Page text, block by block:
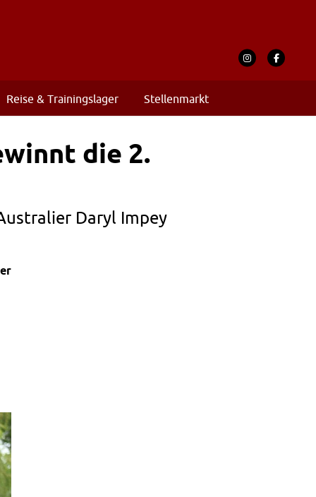
Reise & Trainingslager Stellenmarkt
die 2.
Daryl Impey